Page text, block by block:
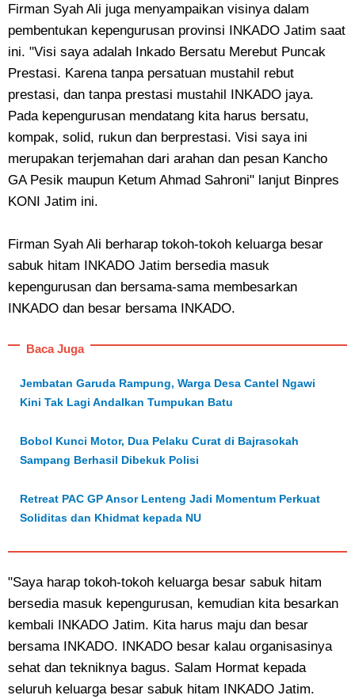
Firman Syah Ali juga menyampaikan visinya dalam
pembentukan kepengurusan provinsi INKADO Jatim saat
ini. "Visi saya adalah Inkado Bersatu Merebut Puncak
Prestasi. Karena tanpa persatuan mustahil rebut
prestasi, dan tanpa prestasi mustahil INKADO jaya.
Pada kepengurusan mendatang kita harus bersatu,
kompak, solid, rukun dan berprestasi. Visi saya ini
merupakan terjemahan dari arahan dan pesan Kancho
GA Pesik maupun Ketum Ahmad Sahroni" lanjut Binpres
KONI Jatim ini.
Firman Syah Ali berharap tokoh-tokoh keluarga besar
sabuk hitam INKADO Jatim bersedia masuk
kepengurusan dan bersama-sama membesarkan
INKADO dan besar bersama INKADO.
Baca Juga
Jembatan Garuda Rampung, Warga Desa Cantel Ngawi
Kini Tak Lagi Andalkan Tumpukan Batu
Bobol Kunci Motor, Dua Pelaku Curat di Bajrasokah
Sampang Berhasil Dibekuk Polisi
Retreat PAC GP Ansor Lenteng Jadi Momentum Perkuat
Soliditas dan Khidmat kepada NU
"Saya harap tokoh-tokoh keluarga besar sabuk hitam
bersedia masuk kepengurusan, kemudian kita besarkan
kembali INKADO Jatim. Kita harus maju dan besar
bersama INKADO. INKADO besar kalau organisasinya
sehat dan tekniknya bagus. Salam Hormat kepada
seluruh keluarga besar sabuk hitam INKADO Jatim.